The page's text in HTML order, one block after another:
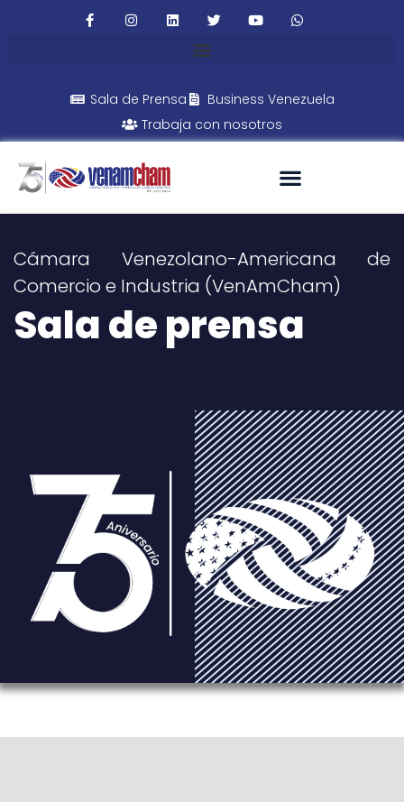
Sala de Prensa
Business Venezuela
Trabaja con nosotros
Cámara Venezolano-Americana de
Comercio e Industria (VenAmCham)
Sala de prensa